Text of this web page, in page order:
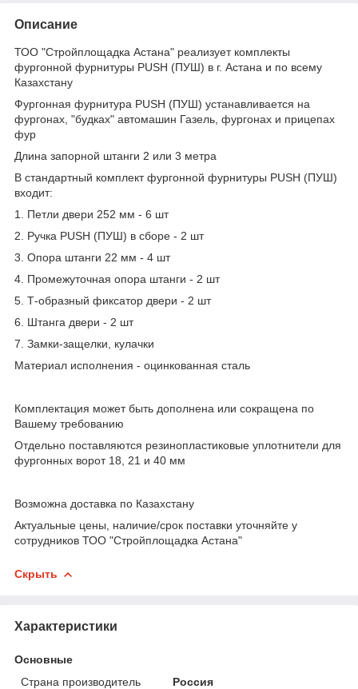
Описание
ТОО "Стройплощадка Астана" реализует комплекты
фургонной фурнитуры PUSH (ПУШ) в г. Астана и по всему
Казахстану
Фургонная фурнитура PUSH (ПУШ) устанавливается на
фургонах, "будках" автомашин Газель, фургонах и прицепах
фур
Длина запорной штанги 2 или 3 метра
В стандартный комплект фургонной фурнитуры PUSH (ПУШ)
входит:
1. Петли двери 252 мм - 6 шт
2. Ручка PUSH (ПУШ) в сборе - 2 шт
3. Опора штанги 22 мм - 4 шт
4. Промежуточная опора штанги - 2 шт
5. Т-образный фиксатор двери - 2 шт
6. Штанга двери - 2 шт
7. Замки-защелки, кулачки
Материал исполнения - оцинкованная сталь
Комплектация может быть дополнена или сокращена по
Вашему требованию
Отдельно поставляются резинопластиковые уплотнители для
фургонных ворот 18, 21 и 40 мм
Возможна доставка по Казахстану
Актуальные цены, наличие/срок поставки уточняйте у
сотрудников ТОО "Стройплощадка Астана"
Скрыть
Характеристики
Основные
Страна производитель
Россия